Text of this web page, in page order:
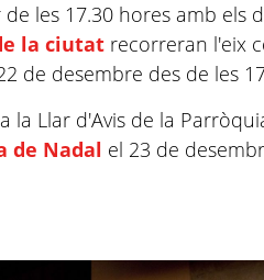
les 17.30 hores amb els
la ciutat recorreran l'eix
de desembre des de les
la Llar d'Avis de la
de Nadal el 23 de